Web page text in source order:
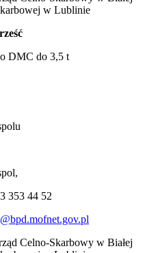
w Lublinie
DMC do 3,5 t
353 44 52
Celno-Skarbowy w Białej